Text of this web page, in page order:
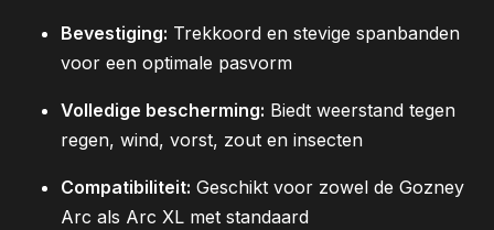
Bevestiging: Trekkoord en stevige spanbanden
voor een optimale pasvorm
Volledige bescherming: Biedt weerstand tegen
regen, wind, vorst, zout en insecten
Compatibiliteit: Geschikt voor zowel de Gozney
Arc als Arc XL met standaard